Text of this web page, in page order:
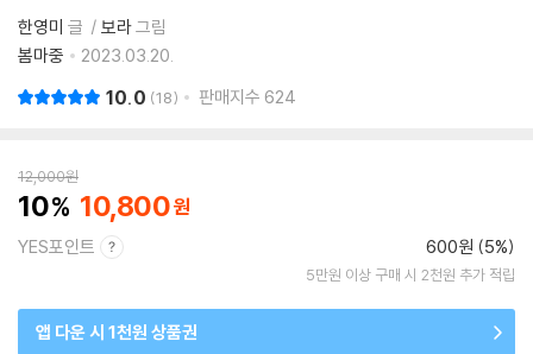
한영미 글 보라그림
봄마중
2023.03.20.
10.0 18 판매지수 624
12,000원
10 10,800
YES포인트 600원 (5%)
5만원 이상 구매 시 2천원 추가 적립
앱 다운 시 1천원 상품권